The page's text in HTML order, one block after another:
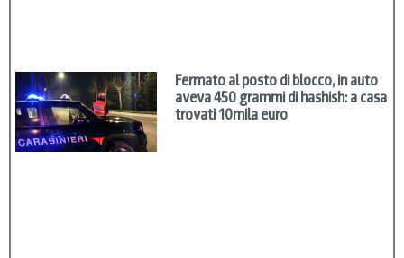
Fermato al posto di blocco, in auto
aveva 450 grammi di hashish: a casa
trovati 10mila euro